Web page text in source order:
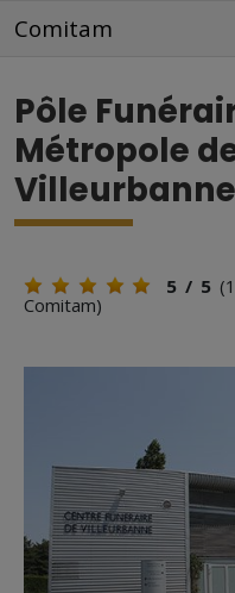
Comitam
Pôle
Métropole
Villeurbanne
5/ 5 (1
Comitam)